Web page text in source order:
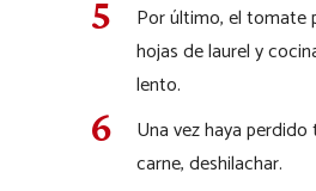
Por último, el tomate
hojas de laurel y
lento.
Una vez haya
carne, deshilachar.